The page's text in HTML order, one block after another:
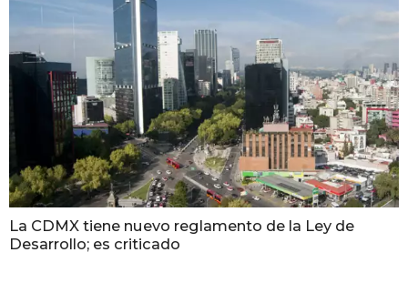
La CDMX tiene nuevo reglamento de la Ley de
Desarrollo; es criticado